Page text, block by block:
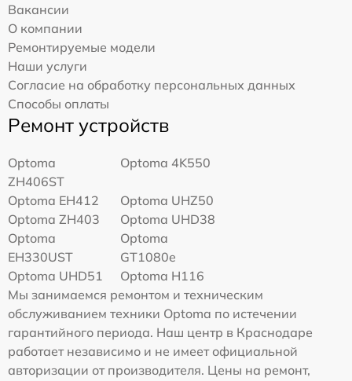
Вакансии
О компании
Ремонтируемые модели
Наши услуги
Согласие на обработку персональных данных
Способы оплаты
Ремонт устройств
Optoma
ZH406ST
Optoma 4K550
Optoma EH412
Optoma UHZ50
Optoma ZH403
Optoma UHD38
Optoma
EH330UST
Optoma
GT1080e
Optoma UHD51
Optoma H116
Мы занимаемся ремонтом и техническим
обслуживанием техники Optoma по истечении
гарантийного периода. Наш центр в Краснодаре
работает независимо и не имеет официальной
авторизации от производителя. Цены на ремонт,